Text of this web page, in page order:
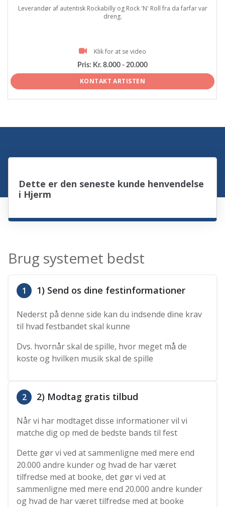
Leverandør af autentisk Rockabilly og Rock 'N' Roll fra da farfar var
dreng.
Klik for at se video
Pris: Kr. 8.000 - 20.000
KONTAKT ARTISTEN
Dette er den seneste kunde henvendelse
i Hjerm
Brug systemet bedst
1 1) Send os dine festinformationer
Nederst på denne side kan du indsende dine krav
til hvad festbandet skal kunne
Dvs. hvornår skal de spille, hvor meget må de
koste og hvilken musik skal de spille
2 2) Modtag gratis tilbud
Når vi har modtaget disse informationer vil vi
matche dig op med de bedste bands til fest
Dette gør vi ved at sammenligne med mere end
20.000 andre kunder og hvad de har været
tilfredse med at booke, det gør vi ved at
sammenligne med mere end 20.000 andre kunder
og hvad de har været tilfredse med at booke